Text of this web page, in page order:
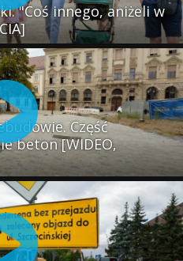
"Coś innego, aniżeli w
Część
beton [WIDEO,